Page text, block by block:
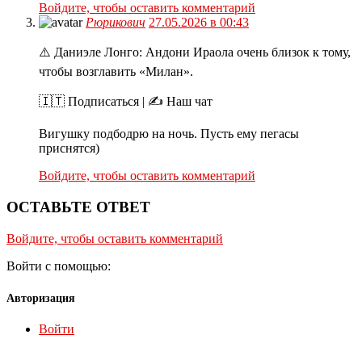
Войдите, чтобы оставить комментарий
Рюрикович 27.05.2026 в 00:43
⚠️ Даниэле Лонго: Андони Ираола очень близок к тому,
чтобы возглавить «Милан».
🇮🇹 Подписаться | ✍️ Наш чат
Вигушку подбодрю на ночь. Пусть ему пегасы
приснятся)
Войдите, чтобы оставить комментарий
ОСТАВЬТЕ ОТВЕТ
Войдите, чтобы оставить комментарий
Войти с помощью:
Авторизация
Войти